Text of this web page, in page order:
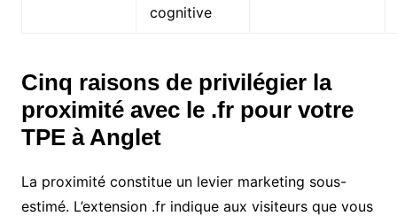
cognitive
Cinq raisons de privilégier la
proximité avec le .fr pour votre
TPE à Anglet
La proximité constitue un levier marketing sous-
estimé. L’extension .fr indique aux visiteurs que vous